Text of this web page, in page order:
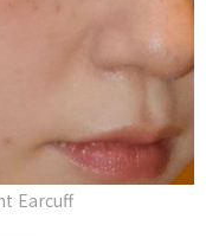
Earcuff